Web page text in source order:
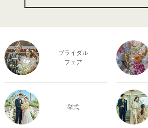
ブライダル
フェア
挙式